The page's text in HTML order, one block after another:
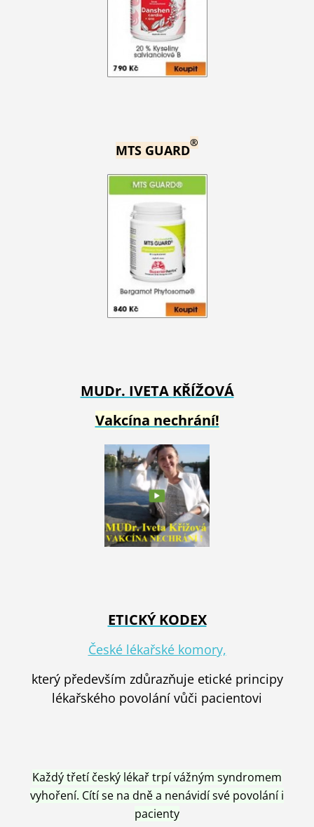
MTS GUARD®
MUDr. IVETA KŘÍŽOVÁ
Vakcína nechrání!
ETICKÝ KODEX
České lékařské komory,
který především zdůrazňuje etické principy
lékařského povolání vůči pacientovi
Každý třetí český lékař trpí vážným syndromem
vyhoření. Cítí se na dně a nenávidí své povolání i
pacienty